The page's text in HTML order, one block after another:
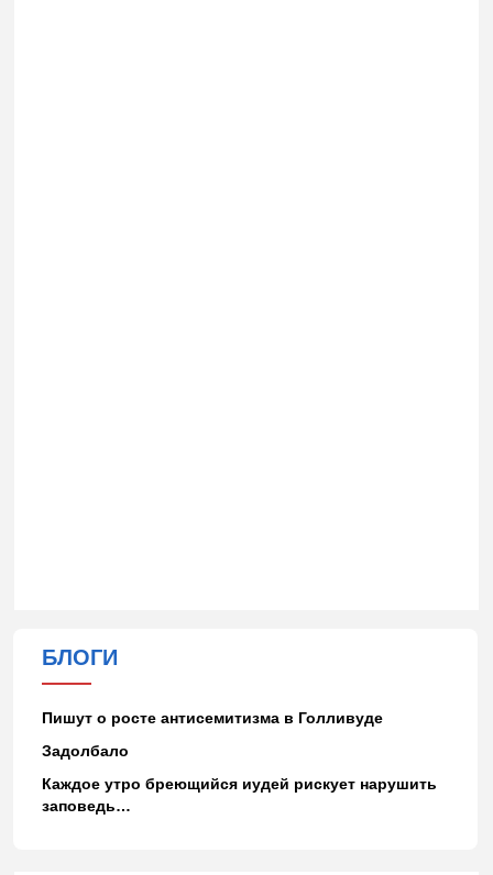
БЛОГИ
Пишут о росте антисемитизма в Голливуде
Задолбало
Каждое утро бреющийся иудей рискует нарушить
заповедь…